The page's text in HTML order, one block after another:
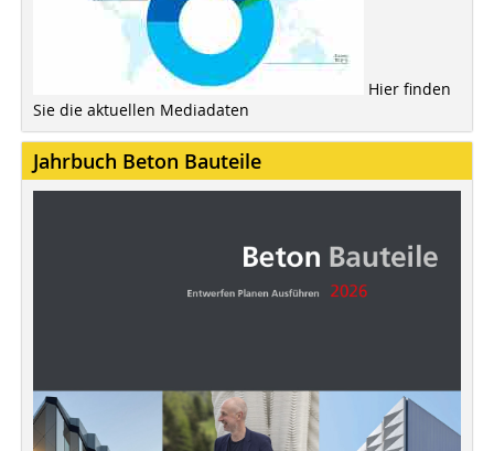
Hier finden
Sie die aktuellen Mediadaten
Jahrbuch Beton Bauteile